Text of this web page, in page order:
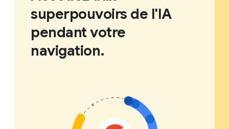
superpouvoirs de l'IA
pendant votre
navigation.